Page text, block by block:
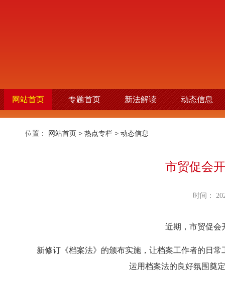
网站首页 专题首页 新法解读 动态信息
位置： 网站首页 > 热点专栏 > 动态信息
市贸促会
时间：
近期，市贸促会
新修订《档案法》的颁布实施，让档案工作者的日
运用档案法的良好氛围奠